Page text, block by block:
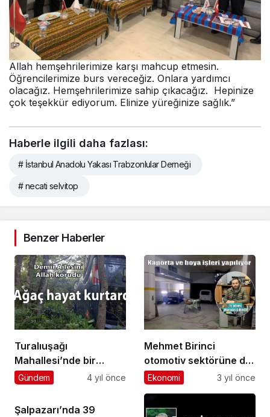
Allah hemşehrilerimize karşı mahcup etmesin.
Öğrencilerimize burs vereceğiz. Onlara yardımcı
olacağız. Hemşehrilerimize sahip çıkacağız. Hepinize
çok teşekkür ediyorum. Elinize yüreğinize sağlık.”
Haberle ilgili daha fazlası:
# İstanbul Anadolu Yakası Trabzonlular Derneği
# necati selvitop
Benzer Haberler
Turalıuşağı
Mahallesi’nde bir
otomobil şarampole
yaralandı
Gündem 4 yıl önce
Mehmet Birinci
otomotiv sektörüne de
el attı
Ekonomi 3 yıl önce
Şalpazarı’nda 39